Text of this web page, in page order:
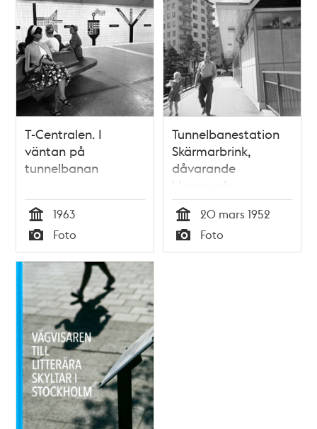
T-Centralen. I
väntan på
tunnelbanan
Tid
1963
Typ
Foto
Tunnelbanestation
Skärmarbrink,
dåvarande
Hammarby
Tid
20 mars 1952
Typ
Foto